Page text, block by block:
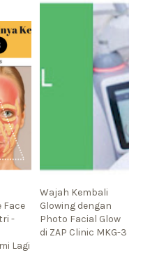
Face
-
Lagi
Wajah Kembali
Glowing dengan
Photo Facial Glow
di ZAP Clinic MKG-3